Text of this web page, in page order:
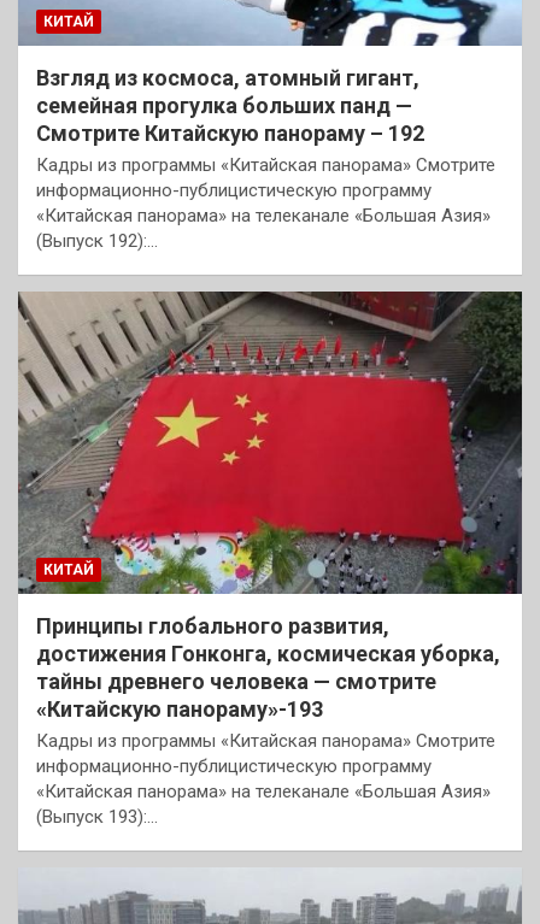
КИТАЙ
Взгляд из космоса, атомный гигант,
семейная прогулка больших панд —
Смотрите Китайскую панораму – 192
Кадры из программы «Китайская панорама» Смотрите
информационно-публицистическую программу
«Китайская панорама» на телеканале «Большая Азия»
(Выпуск 192):…
КИТАЙ
Принципы глобального развития,
достижения Гонконга, космическая уборка,
тайны древнего человека — смотрите
«Китайскую панораму»-193
Кадры из программы «Китайская панорама» Смотрите
информационно-публицистическую программу
«Китайская панорама» на телеканале «Большая Азия»
(Выпуск 193):…